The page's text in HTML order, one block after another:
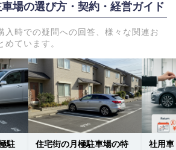
場の選び方・契約・経営ガイド
入時での疑問への回答、様々な関連お
ています。
駐
住宅街の月極駐車場の特
社用